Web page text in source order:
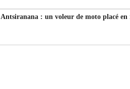
Antsiranana : un voleur de moto placé en